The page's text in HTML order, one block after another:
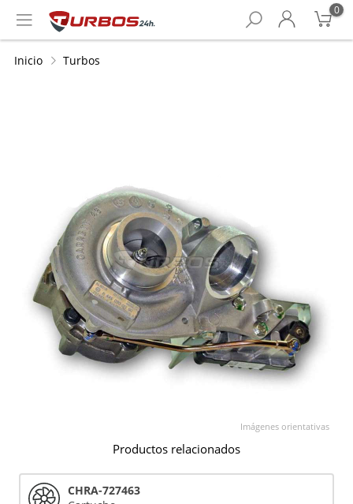
0
Inicio Turbos
Imágenes orientativas
Productos relacionados
CHRA-727463